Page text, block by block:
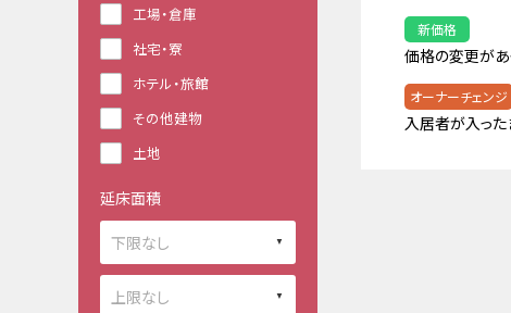
新価格
価格の変更があ
オーナーチェンジ
入居者が入った
工場・倉庫
社宅・寮
ホテル・旅館
その他建物
土地
延床面積